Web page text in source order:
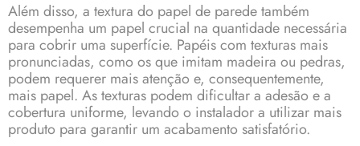
Além disso, a textura do papel de parede também
desempenha um papel crucial na quantidade necessária
para cobrir uma superfície. Papéis com texturas mais
pronunciadas, como os que imitam madeira ou pedras,
podem requerer mais atenção e, consequentemente,
mais papel. As texturas podem dificultar a adesão e a
cobertura uniforme, levando o instalador a utilizar mais
produto para garantir um acabamento satisfatório.